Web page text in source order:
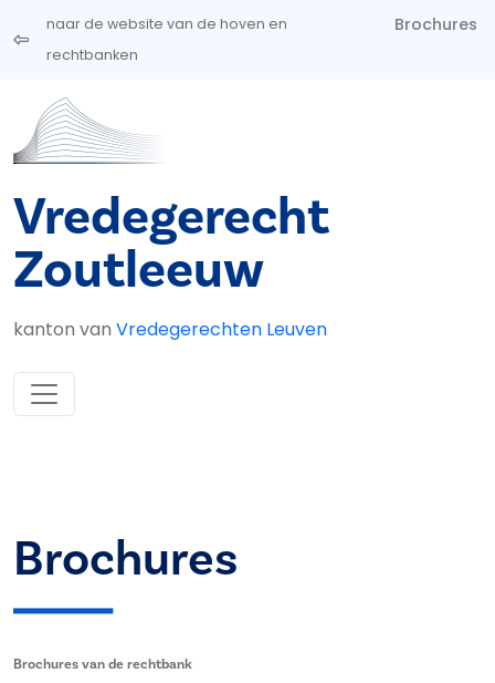
Overslaan en naar de inhoud gaan
naar de website van de hoven en
rechtbanken
Brochures
Vredegerecht
Zoutleeuw
kanton van Vredegerechten Leuven
Brochures
Brochures van de rechtbank